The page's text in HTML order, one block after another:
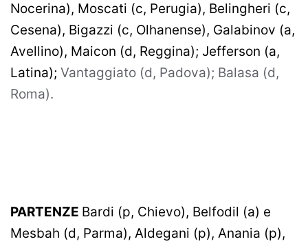
Nocerina), Moscati (c, Perugia), Belingheri (c,
Cesena), Bigazzi (c, Olhanense), Galabinov (a,
Avellino), Maicon (d, Reggina); Jefferson (a,
Latina); Vantaggiato (d, Padova); Balasa (d,
Roma).
PARTENZE Bardi (p, Chievo), Belfodil (a) e
Mesbah (d, Parma), Aldegani (p), Anania (p),